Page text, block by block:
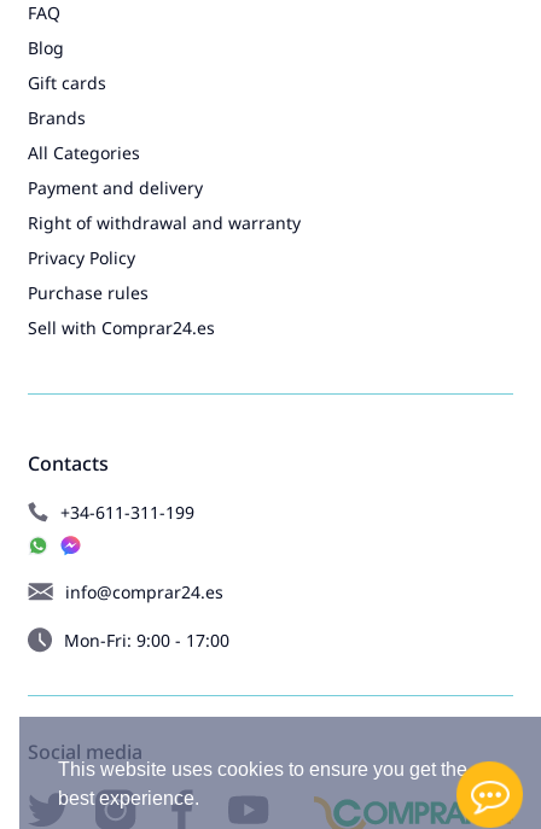
This website uses cookies to ensure you get the
best experience.
Contacts
+34-611-311-199
info@comprar24.es
Mon-Fri: 9:00 - 17:00
FAQ
Blog
Gift cards
Brands
All Categories
Payment and delivery
Right of withdrawal and warranty
Privacy Policy
Purchase rules
Sell with Comprar24.es
Social media